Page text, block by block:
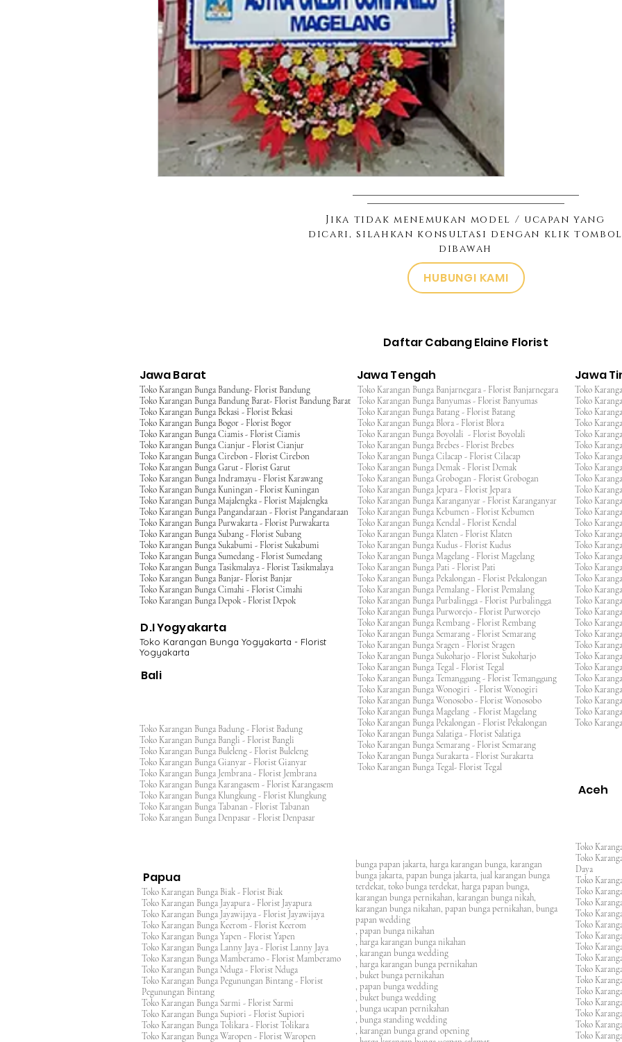
Jika tidak menemukan model / ucapan yang
dicari, silahkan konsultasi dengan klik tombol
dibawah
HUBUNGI KAMI
Daftar Cabang Elaine Florist
Jawa Barat Jawa Tengah Jawa
Toko Karangan Bunga Bandung- Florist Bandung
Toko Karangan Bunga Bandung Barat- Florist Bandung Barat
Toko Karangan Bunga Bekasi - Florist Bekasi
Toko Karangan Bunga Bogor - Florist Bogor
Toko Karangan Bunga Ciamis - Florist Ciamis
Toko Karangan Bunga Cianjur - Florist Cianjur
Toko Karangan Bunga Cirebon - Florist Cirebon
Toko Karangan Bunga Garut - Florist Garut
Toko Karangan Bunga Indramayu - Florist Karawang
Toko Karangan Bunga Kuningan - Florist Kuningan
Toko Karangan Bunga Majalengka - Florist Majalengka
Toko Karangan Bunga Pangandaraan - Florist Pangandaraan
Toko Karangan Bunga Purwakarta - Florist Purwakarta
Toko Karangan Bunga Subang - Florist Subang
Toko Karangan Bunga Sukabumi - Florist Sukabumi
Toko Karangan Bunga Sumedang - Florist Sumedang
Toko Karangan Bunga Tasikmalaya - Florist Tasikmalaya
Toko Karangan Bunga Banjar- Florist Banjar
Toko Karangan Bunga Cimahi - Florist Cimahi
Toko Karangan Bunga Depok - Florist Depok
D.I Yogyakarta
Toko Karangan Bunga Yogyakarta - Florist
Yogyakarta
Bali
Toko Karangan Bunga Badung - Florist Badung
Toko Karangan Bunga Bangli - Florist Bangli
Toko Karangan Bunga Buleleng - Florist Buleleng
Toko Karangan Bunga Gianyar - Florist Gianyar
Toko Karangan Bunga Jembrana - Florist Jembrana
Toko Karangan Bunga Karangasem - Florist Karangasem
Toko Karangan Bunga Klungkung - Florist Klungkung
Toko Karangan Bunga Tabanan - Florist Tabanan
Toko Karangan Bunga Denpasar - Florist Denpasar
Toko Karangan Bunga Banjarnegara - Florist Banjarnegara
Toko Karangan Bunga Banyumas - Florist Banyumas
Toko Karangan Bunga Batang - Florist Batang
Toko Karangan Bunga Blora - Florist Blora
Toko Karangan Bunga Boyolali - Florist Boyolali
Toko Karangan Bunga Brebes - Florist Brebes
Toko Karangan Bunga Cilacap - Florist Cilacap
Toko Karangan Bunga Demak - Florist Demak
Toko Karangan Bunga Grobogan - Florist Grobogan
Toko Karangan Bunga Jepara - Florist Jepara
Toko Karangan Bunga Karanganyar - Florist Karanganyar
Toko Karangan Bunga Kebumen - Florist Kebumen
Toko Karangan Bunga Kendal - Florist Kendal
Toko Karangan Bunga Klaten - Florist Klaten
Toko Karangan Bunga Kudus - Florist Kudus
Toko Karangan Bunga Magelang - Florist Magelang
Toko Karangan Bunga Pati - Florist Pati
Toko Karangan Bunga Pekalongan - Florist Pekalongan
Toko Karangan Bunga Pemalang - Florist Pemalang
Toko Karangan Bunga Purbalingga - Florist Purbalingga
Toko Karangan Bunga Purworejo - Florist Purworejo
Toko Karangan Bunga Rembang - Florist Rembang
Toko Karangan Bunga Semarang - Florist Semarang
Toko Karangan Bunga Sragen - Florist Sragen
Toko Karangan Bunga Sukoharjo - Florist Sukoharjo
Toko Karangan Bunga Tegal - Florist Tegal
Toko Karangan Bunga Temanggung - Florist Temanggung
Toko Karangan Bunga Wonogiri - Florist Wonogiri
Toko Karangan Bunga Wonosobo - Florist Wonosobo
Toko Karangan Bunga Magelang - Florist Magelang
Toko Karangan Bunga Pekalongan - Florist Pekalongan
Toko Karangan Bunga Salatiga - Florist Salatiga
Toko Karangan Bunga Semarang - Florist Semarang
Toko Karangan Bunga Surakarta - Florist Surakarta
Toko Karangan Bunga Tegal- Florist Tegal
Toko
Toko
Toko
Toko
Toko
Toko
Toko
Toko
Toko
Toko
Toko
Toko
Toko
Toko
Toko
Toko
Toko
Toko
Toko
Toko
Toko
Toko
Toko
Toko
Toko
Toko
Toko
Toko
Toko
Toko
Toko
Aceh
Papua
Toko Karangan Bunga Biak - Florist Biak
Toko Karangan Bunga Jayapura - Florist Jayapura
Toko Karangan Bunga Jayawijaya - Florist Jayawijaya
Toko Karangan Bunga Keerom - Florist Keerom
Toko Karangan Bunga Yapen - Florist Yapen
Toko Karangan Bunga Lanny Jaya - Florist Lanny Jaya
Toko Karangan Bunga Mamberamo - Florist Mamberamo
Toko Karangan Bunga Nduga - Florist Nduga
Toko Karangan Bunga Pegunungan Bintang - Florist
Pegunungan Bintang
Toko Karangan Bunga Sarmi - Florist Sarmi
Toko Karangan Bunga Supiori - Florist Supiori
Toko Karangan Bunga Tolikara - Florist Tolikara
Toko Karangan Bunga Waropen - Florist Waropen
bunga papan jakarta, harga karangan bunga, karangan
bunga jakarta, papan bunga jakarta, jual karangan bunga
terdekat, toko bunga terdekat, harga papan bunga,
karangan bunga pernikahan, karangan bunga nikah,
karangan bunga nikahan, papan bunga pernikahan, bunga
papan wedding
, papan bunga nikahan
, harga karangan bunga nikahan
, karangan bunga wedding
, harga karangan bunga pernikahan
, buket bunga pernikahan
, papan bunga wedding
, buket bunga wedding
, bunga ucapan pernikahan
, bunga standing wedding
, karangan bunga grand opening
Toko
Toko
Daya
Toko
Toko
Toko
Toko
Toko
Toko
Toko
Toko
Toko
Toko
Toko
Toko
Toko
Toko
Toko